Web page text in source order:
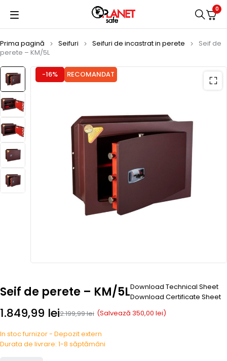
0
Prima pagină Seifuri Seifuri de incastrat in perete
Seif de
perete – KM/5L
-16% RECOMANDAT
Seif de perete – KM/5LDownload Technical Sheet
Download Certificate Sheet
2.199,99lei
1.849,99 lei (Salvează 350,00 lei)
In stoc furnizor - Depozit extern
Durata de livrare: 1-8 săptămâni